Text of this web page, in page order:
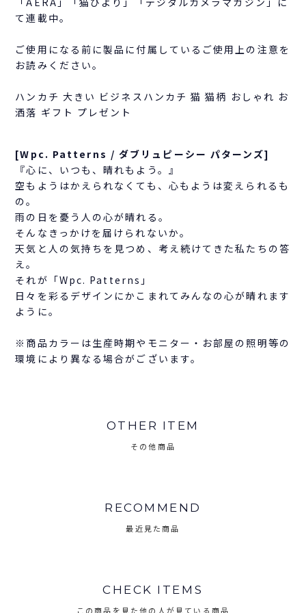
て連載中。
ご使用になる前に製品に付属しているご使用上の注意を
お読みください。
ハンカチ 大きい ビジネスハンカチ 猫 猫柄 おしゃれ お
洒落 ギフト プレゼント
[Wpc. Patterns / ダブリュピーシー パターンズ]
『心に、いつも、晴れもよう。』
空もようはかえられなくても、心もようは変えられるも
の。
雨の日を憂う人の心が晴れる。
そんなきっかけを届けられないか。
天気と人の気持ちを見つめ、考え続けてきた私たちの答
え。
それが「Wpc. Patterns」
日々を彩るデザインにかこまれてみんなの心が晴れます
ように。
※商品カラーは生産時期やモニター・お部屋の照明等の
環境により異なる場合がございます。
OTHER ITEM
その他商品
RECOMMEND
最近見た商品
CHECK ITEMS
この商品を見た他の人が見ている商品